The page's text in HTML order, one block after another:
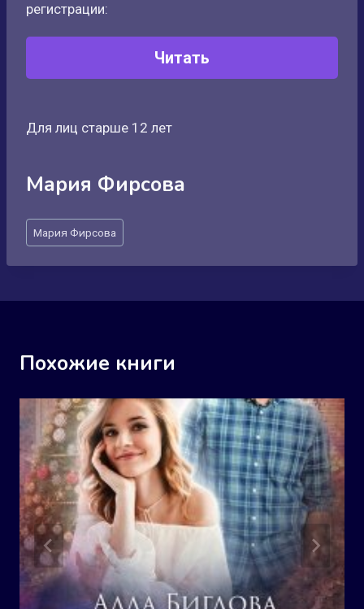
регистрации:
Читать
Для лиц старше 12 лет
Мария Фирсова
Метки
записи:
Мария Фирсова
Похожие книги